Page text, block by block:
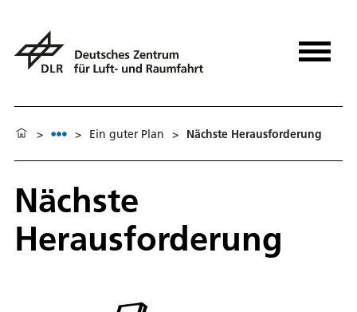
> > Ein guter Plan > Nächste Herausforderung
Nächste
Herausforderung